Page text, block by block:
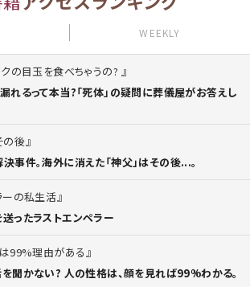
WEEKLY
クの目玉を食べちゃうの?
れるって本当?「死体」の疑問に葬儀屋がお答えし
の後
事件。海外に消えた「神父」はその後...。
ーの私生活
ったラストエンペラー
99%理由がある
聞かない? 人の性格は、顔を見れば99%わかる。